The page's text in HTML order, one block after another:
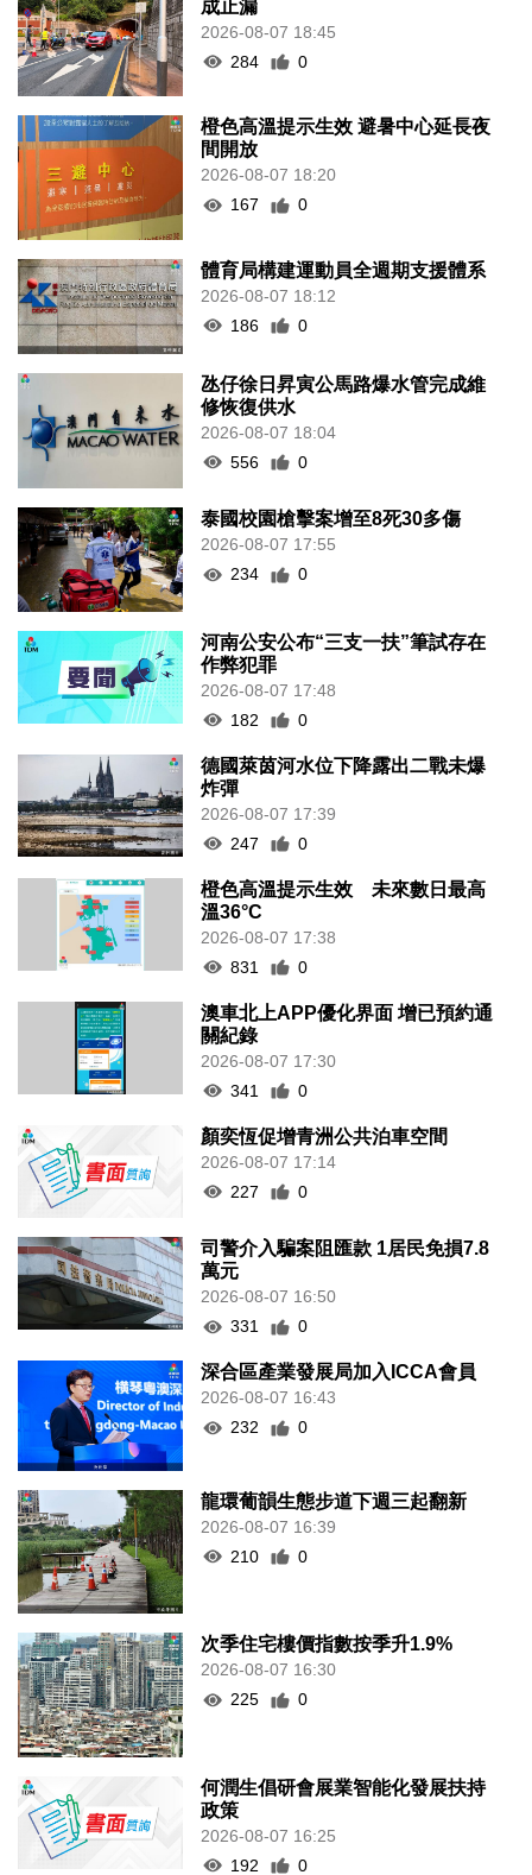
成止漏
2026-08-07 18:45
284
0
橙色高溫提示生效 避暑中心延長夜
間開放
2026-08-07 18:20
167
0
體育局構建運動員全週期支援體系
2026-08-07 18:12
186
0
氹仔徐日昇寅公馬路爆水管完成維
修恢復供水
2026-08-07 18:04
556
0
泰國校園槍擊案增至8死30多傷
2026-08-07 17:55
234
0
河南公安公布“三支一扶”筆試存在
作弊犯罪
2026-08-07 17:48
182
0
德國萊茵河水位下降露出二戰未爆
炸彈
2026-08-07 17:39
247
0
橙色高溫提示生效 未來數日最高
溫36°C
2026-08-07 17:38
831
0
澳車北上APP優化界面 增已預約通
關紀錄
2026-08-07 17:30
341
0
顏奕恆促增青洲公共泊車空間
2026-08-07 17:14
227
0
司警介入騙案阻匯款 1居民免損7.8
萬元
2026-08-07 16:50
331
0
深合區產業發展局加入ICCA會員
2026-08-07 16:43
232
0
龍環葡韻生態步道下週三起翻新
2026-08-07 16:39
210
0
次季住宅樓價指數按季升1.9%
2026-08-07 16:30
225
0
何潤生倡研會展業智能化發展扶持
政策
2026-08-07 16:25
192
0